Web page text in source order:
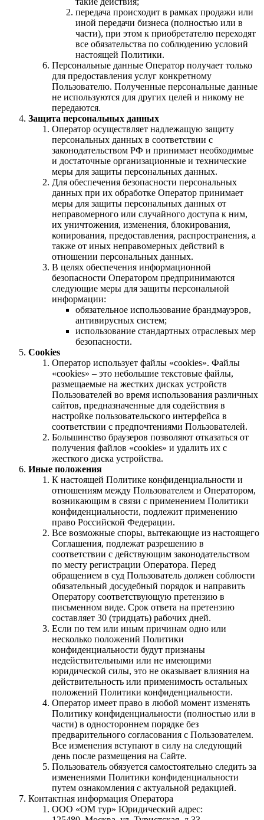
передача происходит в рамках продажи или
иной передачи бизнеса (полностью или в
части), при этом к приобретателю переходят
все обязательства по соблюдению условий
настоящей Политики.
Персональные данные Оператор получает только
для предоставления услуг конкретному
Пользователю. Полученные персональные данные
не используются для других целей и никому не
передаются.
Защита персональных данных
Оператор осуществляет надлежащую защиту
персональных данных в соответствии с
законодательством РФ и принимает необходимые
и достаточные организационные и технические
меры для защиты персональных данных.
Для обеспечения безопасности персональных
данных при их обработке Оператор принимает
меры для защиты персональных данных от
неправомерного или случайного доступа к ним,
их уничтожения, изменения, блокирования,
копирования, предоставления, распространения, а
также от иных неправомерных действий в
отношении персональных данных.
В целях обеспечения информационной
безопасности Оператором предпринимаются
следующие меры для защиты персональной
информации:
обязательное использование брандмауэров,
антивирусных систем;
использование стандартных отраслевых мер
безопасности.
Cookies
Оператор использует файлы «cookies». Файлы
«cookies» – это небольшие текстовые файлы,
размещаемые на жестких дисках устройств
Пользователей во время использования различных
сайтов, предназначенные для содействия в
настройке пользовательского интерфейса в
соответствии с предпочтениями Пользователей.
Большинство браузеров позволяют отказаться от
получения файлов «cookies» и удалить их с
жесткого диска устройства.
Иные положения
К настоящей Политике конфиденциальности и
отношениям между Пользователем и Оператором,
возникающим в связи с применением Политики
конфиденциальности, подлежит применению
право Российской Федерации.
Все возможные споры, вытекающие из настоящего
Соглашения, подлежат разрешению в
соответствии с действующим законодательством
по месту регистрации Оператора. Перед
обращением в суд Пользователь должен соблюсти
обязательный досудебный порядок и направить
Оператору соответствующую претензию в
письменном виде. Срок ответа на претензию
составляет 30 (тридцать) рабочих дней.
Если по тем или иным причинам одно или
несколько положений Политики
конфиденциальности будут признаны
недействительными или не имеющими
юридической силы, это не оказывает влияния на
действительность или применимость остальных
положений Политики конфиденциальности.
Оператор имеет право в любой момент изменять
Политику конфиденциальности (полностью или в
части) в одностороннем порядке без
предварительного согласования с Пользователем.
Все изменения вступают в силу на следующий
день после размещения на Сайте.
Пользователь обязуется самостоятельно следить за
изменениями Политики конфиденциальности
путем ознакомления с актуальной редакцией.
Контактная информация Оператора
ООО «ОМ тур» Юридический адрес: